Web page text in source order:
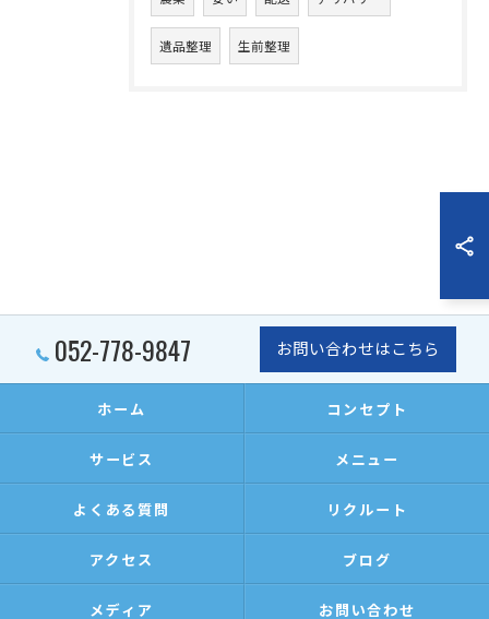
遺品整理 生前整理
052-778-9847 お問い合わせはこちら
ホーム コンセプト
サービス メニュー
よくある質問 リクルート
アクセス ブログ
メディア お問い合わせ